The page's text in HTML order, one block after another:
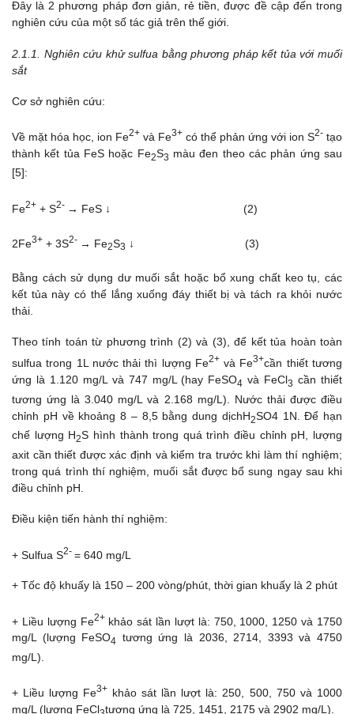
Đây là 2 phương pháp đơn giản, rẻ tiền, được đề cập đến trong
nghiên cứu của một số tác giả trên thế giới.
2.1.1. Nghiên cứu khử sulfua bằng phương pháp kết tủa với muối
sắt
Cơ sở nghiên cứu:
Về mặt hóa học, ion Fe2+ và Fe3+ có thể phản ứng với ion S2- tạo
thành kết tủa FeS hoặc Fe2S3 màu đen theo các phản ứng sau
[5]:
Fe2+ + S2- → FeS ↓ (2)
2Fe3+ + 3S2- → Fe2S3 ↓ (3)
Bằng cách sử dụng dư muối sắt hoặc bổ xung chất keo tụ, các
kết tủa này có thể lắng xuống đáy thiết bị và tách ra khỏi nước
thải.
Theo tính toán từ phương trình (2) và (3), để kết tủa hoàn toàn
sulfua trong 1L nước thải thì lượng Fe2+và Fe3+cần thiết tương
ứng là 1.120 mg/L và 747 mg/L (hay FeSO4 và FeCl3 cần thiết
tương ứng là 3.040 mg/L và 2.168 mg/L). Nước thải được điều
chỉnh pH về khoảng 8 – 8,5 bằng dung dịchH2SO4 1N. Để hạn
chế lượng H2S hình thành trong quá trình điều chỉnh pH, lượng
axit cần thiết được xác định và kiểm tra trước khi làm thí nghiệm;
trong quá trình thí nghiệm, muối sắt được bổ sung ngay sau khi
điều chỉnh pH.
Điều kiện tiến hành thí nghiệm:
+ Sulfua S2- = 640 mg/L
+ Tốc độ khuấy là 150 – 200 vòng/phút, thời gian khuấy là 2 phút
+ Liều lượng Fe2+khảo sát lần lượt là: 750, 1000, 1250 và 1750
mg/L (lượng FeSO4
tương ứng là 2036, 2714, 3393 và 4750
mg/L).
+ Liều lượng Fe3+ khảo sát lần lượt là: 250, 500, 750 và 1000
mg/L (lượng FeCl tương ứng là 725, 1451, 2175 và 2902 mg/L).